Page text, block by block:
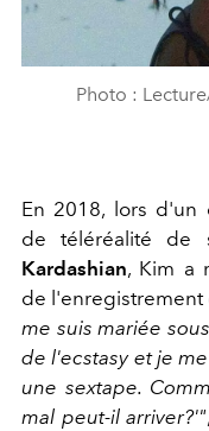
Photo :
En 2018, lors d'un
de téléréalité de
Kardashian, Kim a
de l'enregistrement
me suis mariée
de l'ecstasy et je
une sextape.
mal peut-il arriver?'"